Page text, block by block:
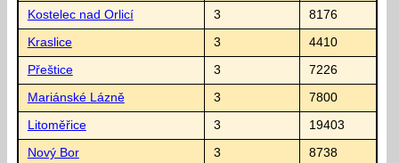
Kostelec nad Orlicí 3 8176
Kraslice 3 4410
Přeštice 3 7226
Mariánské Lázně 3 7800
Litoměřice 3 19403
Nový Bor 3 8738